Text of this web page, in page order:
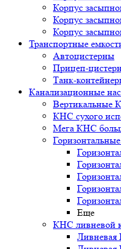
Корпус
Корпус
Корпус
Транспортные
Автоцистерны
Прицеп-
Танк-
Канализационные
Вертикальные
КНС сухого
Мега КНС
Еще
КНС ливневой